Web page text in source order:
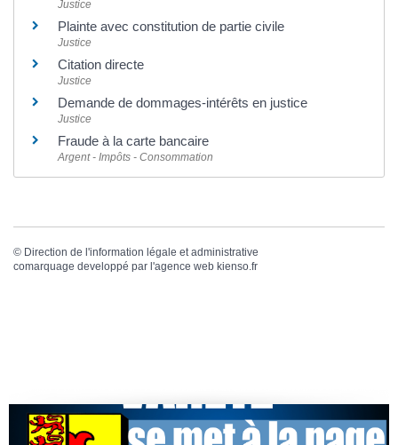
Justice
Plainte avec constitution de partie civile
Justice
Citation directe
Justice
Demande de dommages-intérêts en justice
Justice
Fraude à la carte bancaire
Argent - Impôts - Consommation
© Direction de l'information légale et administrative
comarquage developpé par l'agence web kienso.fr